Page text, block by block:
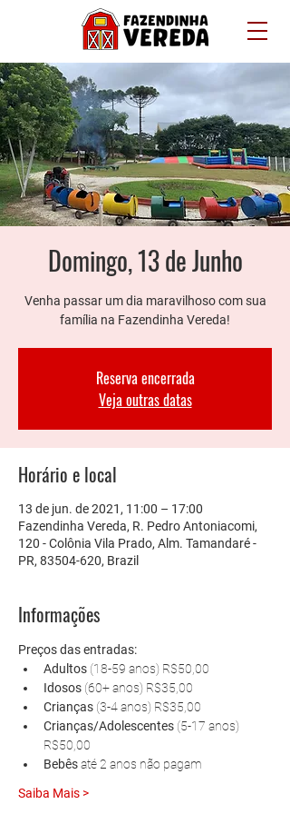
Domingo, 13 de Junho
Venha passar um dia maravilhoso com sua
família na Fazendinha Vereda!
Reserva encerrada
Veja outras datas
Horário e local
13 de jun. de 2021, 11:00 – 17:00
Fazendinha Vereda, R. Pedro Antoniacomi,
120 - Colônia Vila Prado, Alm. Tamandaré -
PR, 83504-620, Brazil
Informações
Preços das entradas:
Adultos (18-59 anos) R$50,00
Idosos (60+ anos) R$35,00
Crianças (3-4 anos) R$35,00
Crianças/Adolescentes (5-17 anos)
R$50,00
Bebês até 2 anos não pagam
Saiba Mais >